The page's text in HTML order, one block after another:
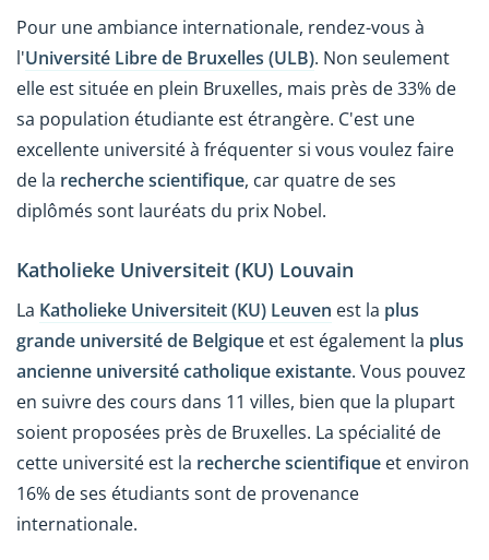
Pour une ambiance internationale, rendez-vous à
l'Université Libre de Bruxelles (ULB). Non seulement
elle est située en plein Bruxelles, mais près de 33% de
sa population étudiante est étrangère. C'est une
excellente université à fréquenter si vous voulez faire
de la recherche scientifique, car quatre de ses
diplômés sont lauréats du prix Nobel.
Katholieke Universiteit (KU) Louvain
La Katholieke Universiteit (KU) Leuven est la plus
grande université de Belgique et est également la plus
ancienne université catholique existante. Vous pouvez
en suivre des cours dans 11 villes, bien que la plupart
soient proposées près de Bruxelles. La spécialité de
cette université est la recherche scientifique et environ
16% de ses étudiants sont de provenance
internationale.